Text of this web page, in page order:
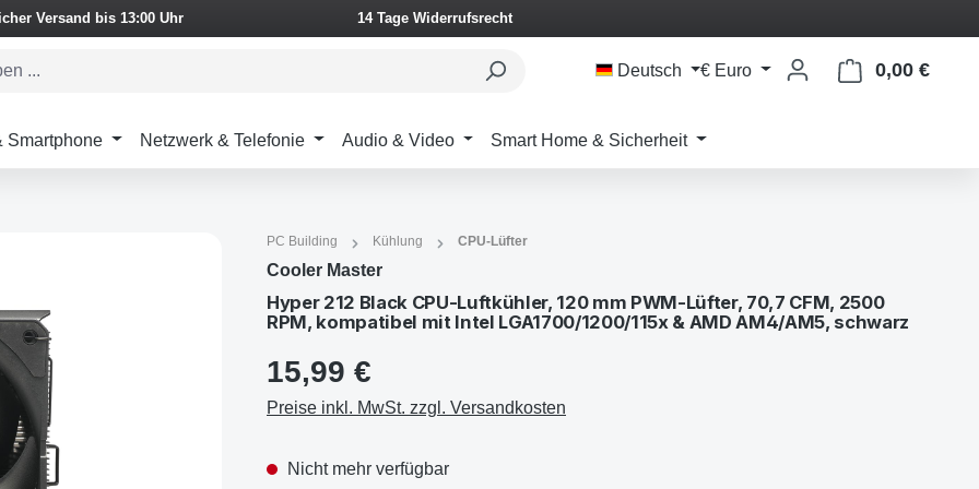
Versand bis 13:00 Uhr 14 Tage Widerrufsrecht
Deutsch € Euro 0,00 €
Smartphone Netzwerk & Telefonie Audio & Video Smart Home & Sicherheit
PC Building Kühlung CPU-Lüfter
Cooler Master
Hyper 212 Black CPU-Luftkühler, 120 mm PWM-Lüfter, 70,7 CFM, 2500
RPM, kompatibel mit Intel LGA1700/1200/115x & AMD AM4/AM5, schwarz
15,99 €
Preise inkl. MwSt. zzgl. Versandkosten
Nicht mehr verfügbar